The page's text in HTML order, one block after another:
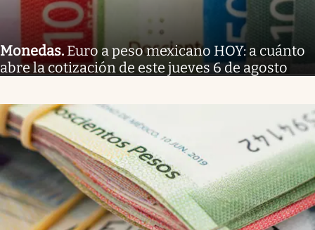
Monedas. Euro a peso mexicano HOY: a cuánto
abre la cotización de este jueves 6 de agosto